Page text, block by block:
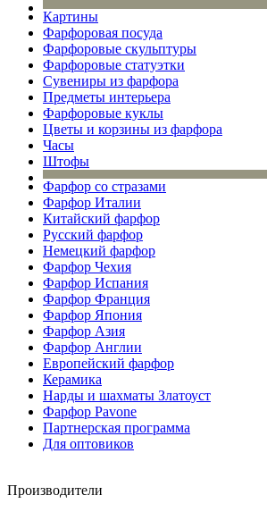
Картины
Фарфоровая посуда
Фарфоровые скульптуры
Фарфоровые статуэтки
Сувениры из фарфора
Предметы интерьера
Фарфоровые куклы
Цветы и корзины из фарфора
Часы
Штофы
Фарфор со стразами
Фарфор Италии
Китайский фарфор
Русский фарфор
Немецкий фарфор
Фарфор Чехия
Фарфор Испания
Фарфор Франция
Фарфор Япония
Фарфор Азия
Фарфор Англии
Европейский фарфор
Керамика
Нарды и шахматы Златоуст
Фарфор Pavone
Партнерская программа
Для оптовиков
Производители